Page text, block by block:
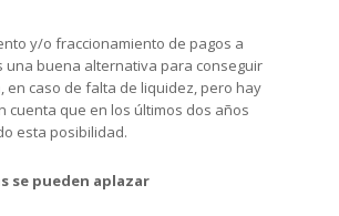
y/o fraccionamiento de pagos a
una buena alternativa para conseguir
en caso de falta de liquidez, pero hay
cuenta que en los últimos dos años
esta posibilidad.
se pueden aplazar